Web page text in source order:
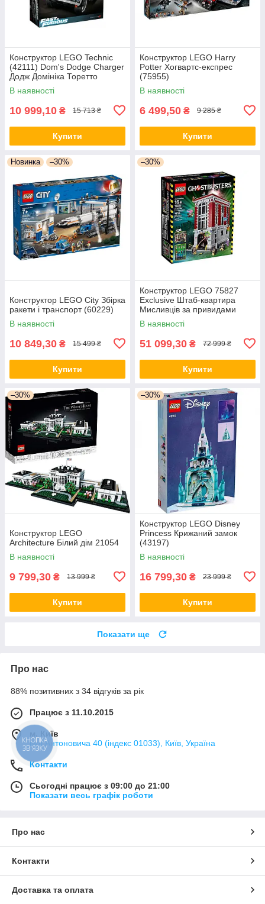
Конструктор LEGO Technic
(42111) Dom's Dodge Charger
Додж Домініка Торетто
В наявності
10 999,10 ₴ 15 713 ₴
Купити
Конструктор LEGO Harry
Potter Хогвартс-експрес
(75955)
В наявності
6 499,50 ₴ 9 285 ₴
Купити
Новинка –30%
Конструктор LEGO City Збірка
ракети і транспорт (60229)
В наявності
10 849,30 ₴ 15 499 ₴
Купити
–30%
Конструктор LEGO 75827
Exclusive Штаб-квартира
Мисливців за привидами
В наявності
51 099,30 ₴ 72 999 ₴
Купити
–30%
Конструктор LEGO
Architecture Білий дім 21054
В наявності
9 799,30 ₴ 13 999 ₴
Купити
–30%
Конструктор LEGO Disney
Princess Крижаний замок
(43197)
В наявності
16 799,30 ₴ 23 999 ₴
Купити
Показати ще
Про нас
88% позитивних з 34 відгуків за рік
Працює з 11.10.2015
м. Київ
вул Антоновича 40 (індекс 01033), Київ, Україна
Контакти
Сьогодні працює з 09:00 до 21:00
Показати весь графік роботи
Про нас
Контакти
Доставка та оплата
КНОПКА
ЗВ'ЯЗКУ